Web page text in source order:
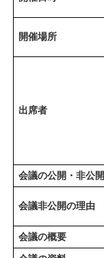
開催場所
出席者
会議の公開・非公開
会議非公開の理由
会議の概要